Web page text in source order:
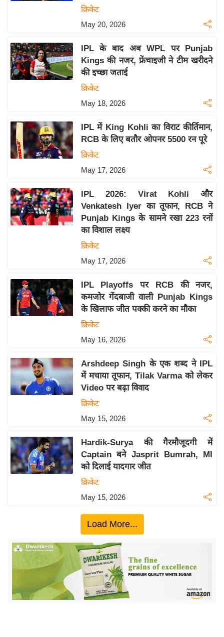
क्रि
के
ट
L
2
0
2
क्रा
इ
म
ई
र
मि
सा
मि
सा
ल
त
यं
ग
त्य
ज
त
क्रिकेट
May 20, 2026
IPL के बाद अब WPL पर Punjab
Kings की नजर, फ्रेंचाइजी ने टीम खरीदने
की इच्छा जताई
क्रिकेट
May 18, 2026
IPL में King Kohli का विराट कीर्तिमान,
RCB के लिए बतौर ओपनर 5500 रन पूरे
क्रिकेट
May 17, 2026
IPL 2026: Virat Kohli और
Venkatesh Iyer का तूफान, RCB ने
Punjab Kings के सामने रखा 223 रनों
का विशाल लक्ष्य
क्रिकेट
May 17, 2026
IPL Playoffs पर RCB की नजर,
कमजोर गेंदबाजी वाली Punjab Kings
के खिलाफ जीत पक्की करने का मौका
क्रिकेट
May 16, 2026
Arshdeep Singh के एक शब्द ने IPL
में मचाया तूफान, Tilak Varma को लेकर
Video पर बढ़ा विवाद
क्रिकेट
May 15, 2026
Hardik-Surya की गैरमौजूदगी में
Captain बने Jasprit Bumrah, MI
को दिलाई यादगार जीत
क्रिकेट
May 15, 2026
Load More...